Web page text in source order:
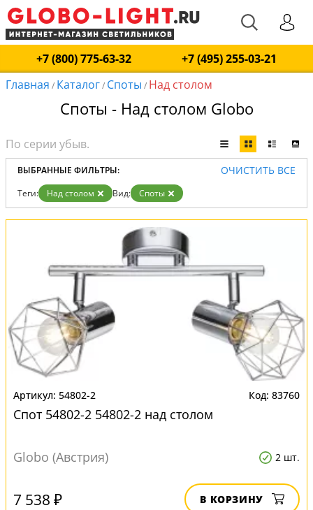
+7 (800) 775-63-32
+7 (495) 255-03-21
Главная / Каталог/ Споты / Над столом
Споты - Над столом Globo
ВЫБРАННЫЕ ФИЛЬТРЫ: ОЧИСТИТЬ ВСЕ
Теги: Над столом Вид: Споты
54802-2 83760
Спот 54802-2 54802-2 над столом
Globo (Австрия) 2 шт.
7 538 ₽ В КОРЗИНУ